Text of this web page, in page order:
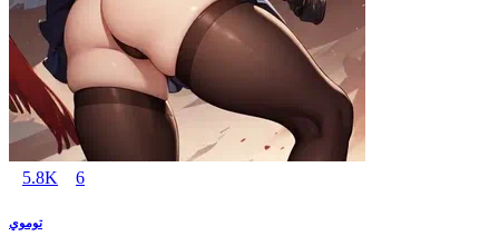
5.8K 6
توموي